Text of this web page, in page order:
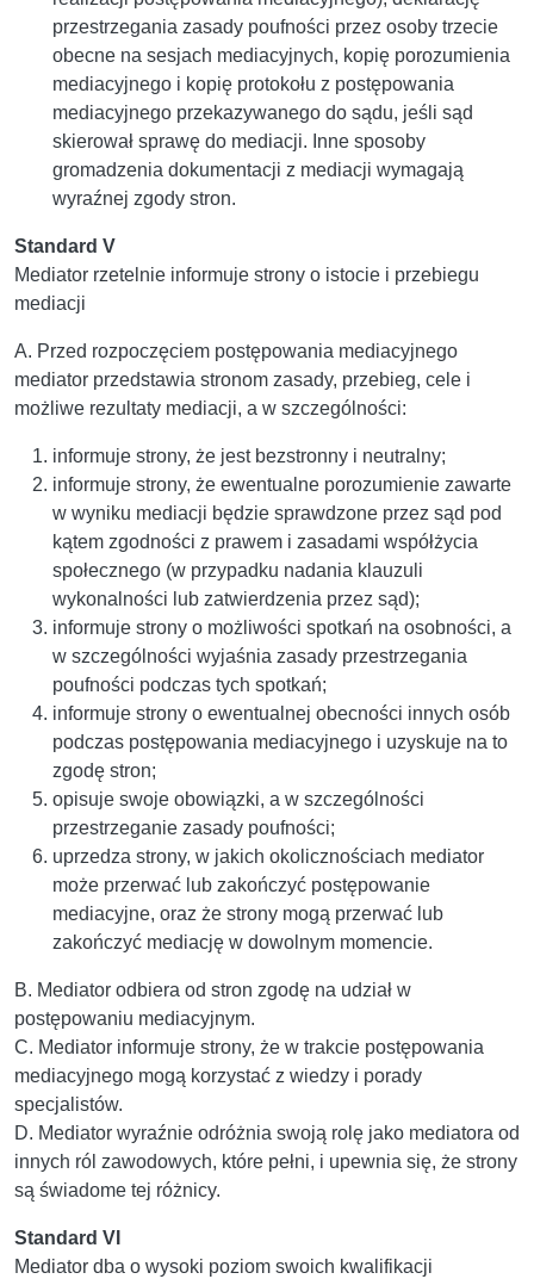
przestrzegania zasady poufności przez osoby trzecie
obecne na sesjach mediacyjnych, kopię porozumienia
mediacyjnego i kopię protokołu z postępowania
mediacyjnego przekazywanego do sądu, jeśli sąd
skierował sprawę do mediacji. Inne sposoby
gromadzenia dokumentacji z mediacji wymagają
wyraźnej zgody stron.
Standard V
Mediator rzetelnie informuje strony o istocie i przebiegu
mediacji
A. Przed rozpoczęciem postępowania mediacyjnego
mediator przedstawia stronom zasady, przebieg, cele i
możliwe rezultaty mediacji, a w szczególności:
informuje strony, że jest bezstronny i neutralny;
informuje strony, że ewentualne porozumienie zawarte
w wyniku mediacji będzie sprawdzone przez sąd pod
kątem zgodności z prawem i zasadami współżycia
społecznego (w przypadku nadania klauzuli
wykonalności lub zatwierdzenia przez sąd);
informuje strony o możliwości spotkań na osobności, a
w szczególności wyjaśnia zasady przestrzegania
poufności podczas tych spotkań;
informuje strony o ewentualnej obecności innych osób
podczas postępowania mediacyjnego i uzyskuje na to
zgodę stron;
opisuje swoje obowiązki, a w szczególności
przestrzeganie zasady poufności;
uprzedza strony, w jakich okolicznościach mediator
może przerwać lub zakończyć postępowanie
mediacyjne, oraz że strony mogą przerwać lub
zakończyć mediację w dowolnym momencie.
B. Mediator odbiera od stron zgodę na udział w
postępowaniu mediacyjnym.
C. Mediator informuje strony, że w trakcie postępowania
mediacyjnego mogą korzystać z wiedzy i porady
specjalistów.
D. Mediator wyraźnie odróżnia swoją rolę jako mediatora od
innych ról zawodowych, które pełni, i upewnia się, że strony
są świadome tej różnicy.
Standard VI
Mediator dba o wysoki poziom swoich kwalifikacji